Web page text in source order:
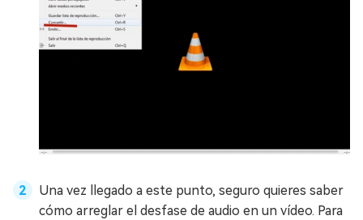
Una vez llegado a este punto, seguro quieres saber
cómo arreglar el desfase de audio en un vídeo. Para